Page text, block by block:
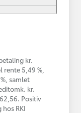
kr.
5,49 %,
samlet
kr.
Positiv
RKI